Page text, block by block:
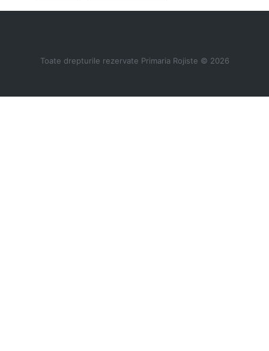
Toate drepturile rezervate Primaria Rojiste © 2026